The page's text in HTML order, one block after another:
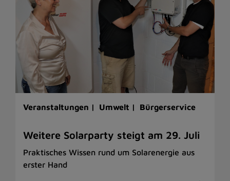
Veranstaltungen | Umwelt | Bürgerservice
Weitere Solarparty steigt am 29. Juli
Praktisches Wissen rund um Solarenergie aus
erster Hand